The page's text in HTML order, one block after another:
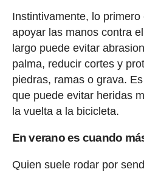
Instintivamente, lo
apoyar las manos contra
largo puede evitar
palma, reducir cortes y
piedras, ramas o grava.
que puede evitar heridas
la vuelta a la bicicleta.
En verano es cuando
Quien suele rodar por